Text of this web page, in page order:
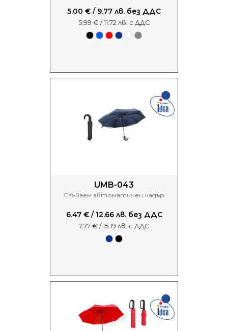
5.00 € / 9.77 лв. без ДДС
5.99 € / 11.72 лв. с ДДС
UMB-043
Сгъваем автоматичен чадър
6.47 € / 12.66 лв. без ДДС
7.77 € / 15.19 лв. с ДДС